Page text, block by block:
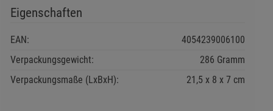
Eigenschaften
EAN:
4054239006100
Verpackungsgewicht:
286 Gramm
Verpackungsmaße (LxBxH):
21,5 8 7 cm